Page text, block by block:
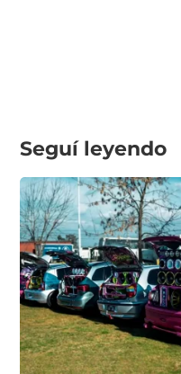
Seguí leyendo